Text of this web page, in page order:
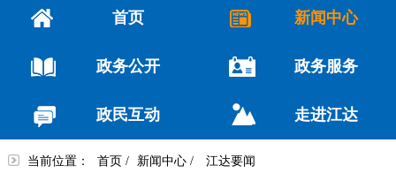
首页 新闻中心
政务公开 政务服务
政民互动 走进江达
当前位置： 首页 / 新闻中心/ 江达要闻